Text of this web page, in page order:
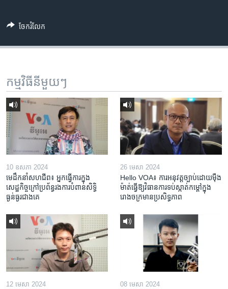
ចែករំលែក
កម្មវិធី​នីមួយៗ
10 ឧសភា 2024
មេដឹកនាំសហជីព៖ អ្នកធ្វើការក្នុង
សេដ្ឋកិច្ចក្រៅប្រព័ន្ធរងការបំពានសិទ្ធិ
ធ្ងន់ធ្ងរជាងគេ
26 មេសា 2024
Hello VOA៖ ការអនុវត្ត​ច្បាប់​ដោយ​ម៉ឺង
ម៉ាត់​ធ្វើ​ឱ្យ​វិធានការ​ទប់ស្កាត់​កម្តៅ​ក្នុង​
រោងចក្រ​មាន​ប្រសិទ្ធភាព​​
12 មេសា 2024 08 មេសា 2024